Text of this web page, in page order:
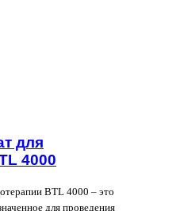
для
4000
BTL 4000 – это
для проведения